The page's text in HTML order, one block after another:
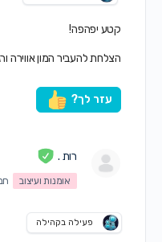
קטע יפהפה!
הצלחת להעביר המון אווירה
עזר לך?
רות .
אומנות ועיצוב
פעילה בקהילה